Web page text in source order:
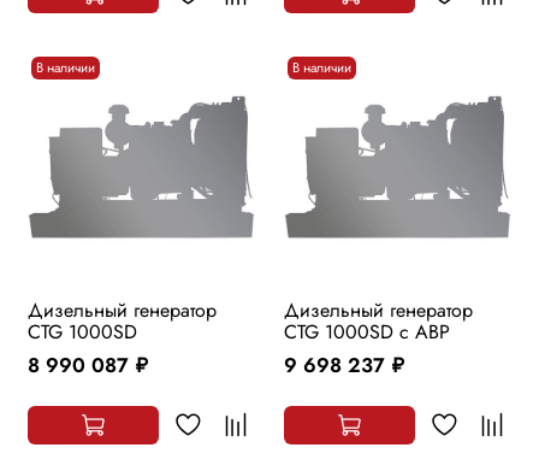
В наличии
Дизельный генератор
CTG 1000SD
8 990 087 руб.
В наличии
Дизельный генератор
CTG 1000SD с АВР
9 698 237 руб.